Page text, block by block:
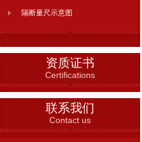
隔断量尺示意图
资质证书
Certifications
联系我们
Contact us